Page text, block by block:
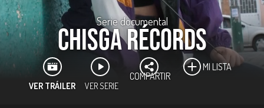
Serie documental
Chisga Récords
VER TRÁILER VER SERIE
COMPARTIR
MI LISTA